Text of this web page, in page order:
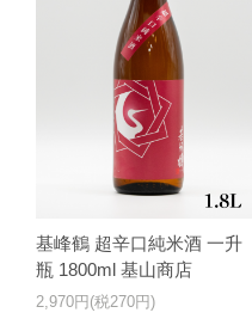
基峰鶴 超辛口純米酒 一升
瓶 1800ml 基山商店
2,970円(税270円)